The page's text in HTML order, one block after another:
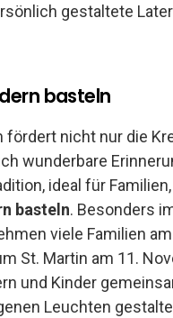
gestaltete
basteln
fördert nicht nur die
wunderbare
ideal für
basteln. Besonders
viele Familien am
St. Martin am 11.
und Kinder
Leuchten